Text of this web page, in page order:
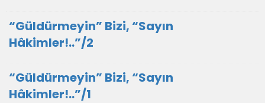
“Güldürmeyin” Bizi, “Sayın
Hâkimler!..”/2
“Güldürmeyin” Bizi, “Sayın
Hâkimler!..”/1